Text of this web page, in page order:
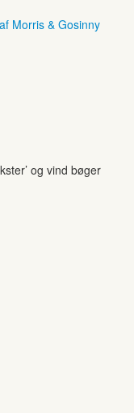
Morris & Gosinny
og vind bøger